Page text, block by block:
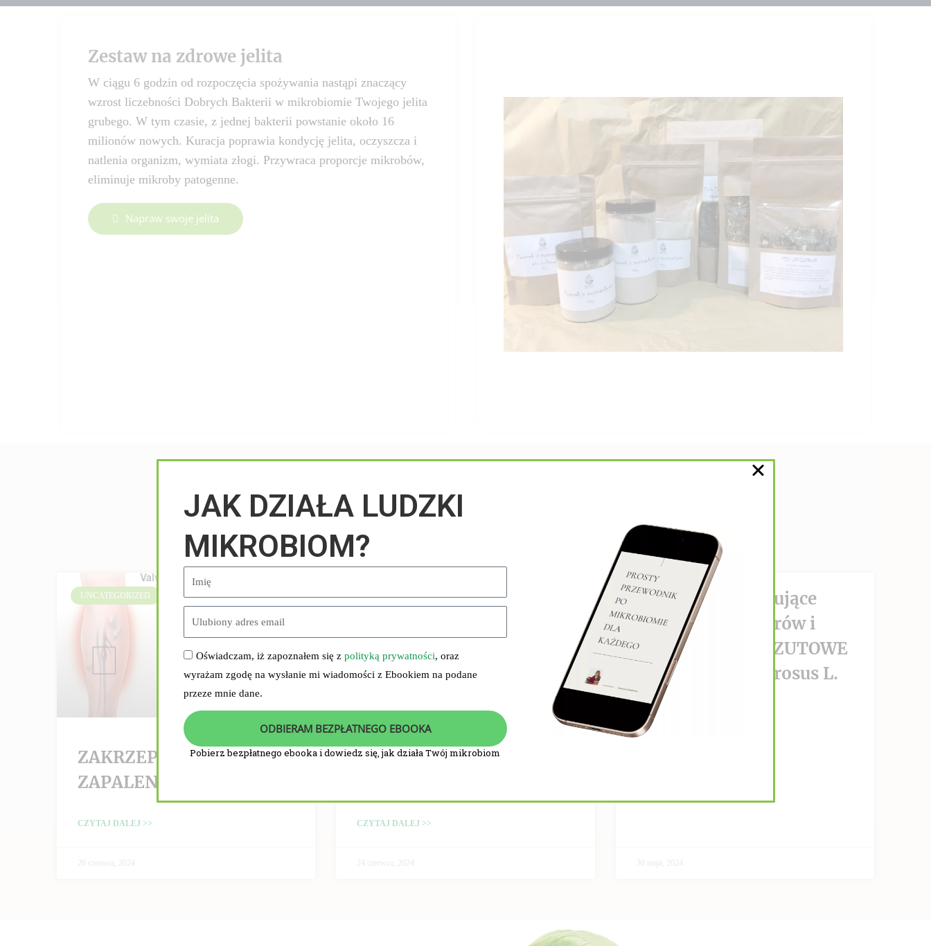
Zestaw na zdrowe jelita
W ciągu 6 godzin od rozpoczęcia spożywania nastąpi znaczący
wzrost liczebności Dobrych Bakterii w mikrobiomie Twojego jelita
grubego. W tym czasie, z jednej bakterii powstanie około 16
milionów nowych. Kuracja poprawia kondycję jelita, oczyszcza i
natlenia organizm, wymiata złogi. Przywraca proporcje mikrobów,
eliminuje mikroby patogenne.
Napraw swoje jelita
UNCATEGORIZED
ZAKRZEPICA /
ZAPALENIE ŻYŁ
CZYTAJ DALEJ >>
26 czerwca, 2024
UNCATEGORIZED
PRZEBIEG I WYNIKI
CZYTAJ DALEJ >>
24 czerwca, 2024
DZIAŁANIE hamujące
wzrost nowotworów i
PRZECIWPRZERZUTOWE
Helianthus Tuberosus L.
CZYTAJ DALEJ >>
30 maja, 2024
JAK DZIAŁA LUDZKI
MIKROBIOM?
Oświadczam, iż zapoznałem się z polityką prywatności, oraz
wyrażam zgodę na wysłanie mi wiadomości z Ebookiem na podane
przeze mnie dane.
ODBIERAM BEZPŁATNEGO EBOOKA
Pobierz bezpłatnego ebooka i dowiedz się, jak działa Twój mikrobiom